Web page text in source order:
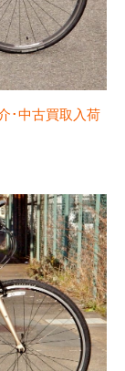
･中古買取入荷